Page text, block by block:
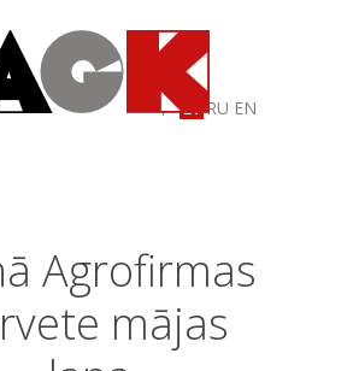
LV RU EN
Agrofirmas
mājas